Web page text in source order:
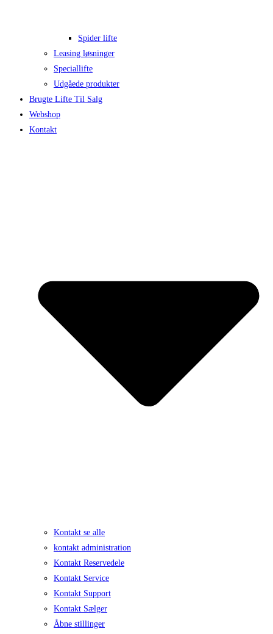
Spider lifte
Leasing løsninger
Speciallifte
Udgåede produkter
Brugte Lifte Til Salg
Webshop
Kontakt
Kontakt se alle
kontakt administration
Kontakt Reservedele
Kontakt Service
Kontakt Support
Kontakt Sælger
Åbne stillinger